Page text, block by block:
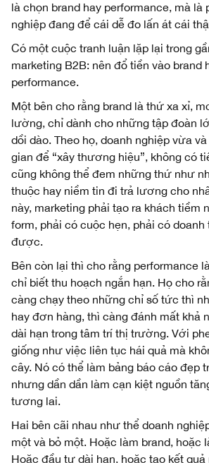
là chọn brand hay performance, mà là
nghiệp đang để cái dễ đo lấn át cái
Có một cuộc tranh luận lặp lại trong
marketing B2B: nên đổ tiền vào brand
performance.
Một bên cho rằng brand là thứ xa xỉ,
lường, chỉ dành cho những tập đoàn
dồi dào. Theo họ, doanh nghiệp vừa
gian để “xây thương hiệu”, không có
cũng không thể đem những thứ như
thuộc hay niềm tin đi trả lương cho
này, marketing phải tạo ra khách tiềm
form, phải có cuộc hẹn, phải có doanh
được.
Bên còn lại thì cho rằng performance
chỉ biết thu hoạch ngắn hạn. Họ cho
càng chạy theo những chỉ số tức thì
hay đơn hàng, thì càng đánh mất khả
dài hạn trong tâm trí thị trường. Với
giống như việc liên tục hái quả mà
cây. Nó có thể làm bảng báo cáo đẹp
nhưng dần dần làm cạn kiệt nguồn
tương lai.
Hai bên cãi nhau như thể doanh
một và bỏ một. Hoặc làm brand, hoặc
Hoặc đầu tư dài hạn, hoặc tạo kết quả